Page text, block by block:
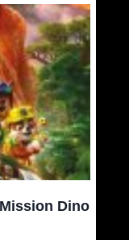
Dino